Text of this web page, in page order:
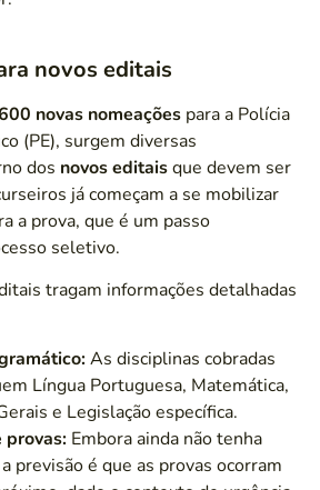
novos editais
novas nomeações para a Polícia
(PE), surgem diversas
dos novos editaisque devem ser
já começam a se mobilizar
a prova, que é um passo
seletivo.
tragam informações detalhadas
As disciplinas cobradas
Língua Portuguesa, Matemática,
e Legislação específica.
provas: Embora ainda não tenha
previsão é que as provas ocorram